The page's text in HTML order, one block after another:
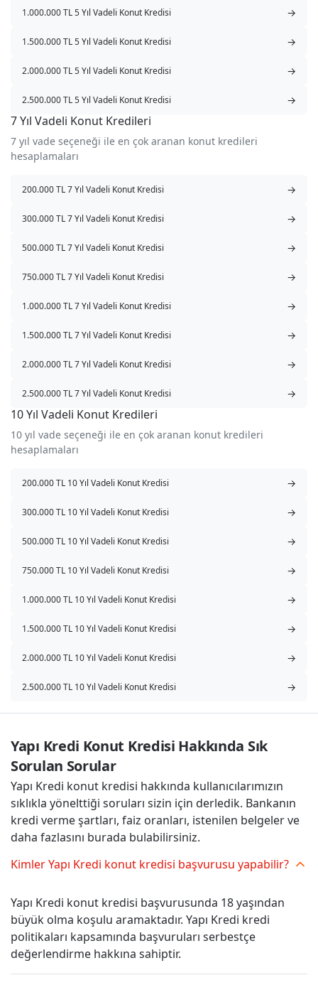
1.000.000 TL 5 Yıl Vadeli Konut Kredisi →
1.500.000 TL 5 Yıl Vadeli Konut Kredisi →
2.000.000 TL 5 Yıl Vadeli Konut Kredisi →
2.500.000 TL 5 Yıl Vadeli Konut Kredisi →
7 Yıl Vadeli Konut Kredileri
7 yıl vade seçeneği ile en çok aranan konut kredileri
hesaplamaları
200.000 TL 7 Yıl Vadeli Konut Kredisi →
300.000 TL 7 Yıl Vadeli Konut Kredisi →
500.000 TL 7 Yıl Vadeli Konut Kredisi →
750.000 TL 7 Yıl Vadeli Konut Kredisi →
1.000.000 TL 7 Yıl Vadeli Konut Kredisi →
1.500.000 TL 7 Yıl Vadeli Konut Kredisi →
2.000.000 TL 7 Yıl Vadeli Konut Kredisi →
2.500.000 TL 7 Yıl Vadeli Konut Kredisi →
10 Yıl Vadeli Konut Kredileri
10 yıl vade seçeneği ile en çok aranan konut kredileri
hesaplamaları
200.000 TL 10 Yıl Vadeli Konut Kredisi →
300.000 TL 10 Yıl Vadeli Konut Kredisi →
500.000 TL 10 Yıl Vadeli Konut Kredisi →
750.000 TL 10 Yıl Vadeli Konut Kredisi →
1.000.000 TL 10 Yıl Vadeli Konut Kredisi →
1.500.000 TL 10 Yıl Vadeli Konut Kredisi →
2.000.000 TL 10 Yıl Vadeli Konut Kredisi →
2.500.000 TL 10 Yıl Vadeli Konut Kredisi →
Yapı Kredi Konut Kredisi Hakkında Sık
Sorulan Sorular
Yapı Kredi konut kredisi hakkında kullanıcılarımızın
sıklıkla yönelttiği soruları sizin için derledik. Bankanın
kredi verme şartları, faiz oranları, istenilen belgeler ve
daha fazlasını burada bulabilirsiniz.
Kimler Yapı Kredi konut kredisi başvurusu yapabilir?
Yapı Kredi konut kredisi başvurusunda 18 yaşından
büyük olma koşulu aramaktadır. Yapı Kredi kredi
politikaları kapsamında başvuruları serbestçe
değerlendirme hakkına sahiptir.